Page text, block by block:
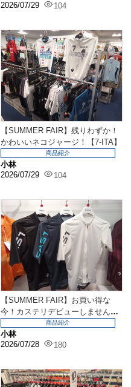
2026/07/29
104
【SUMMER FAIR】残りわずか！
かわいいネコジャージ！【7-ITA】
小林
2026/07/29
104
商品紹介
【SUMMER FAIR】お買い得な
今！カステリデビューしません
か！【CASTE...
小林
2026/07/28
180
商品紹介